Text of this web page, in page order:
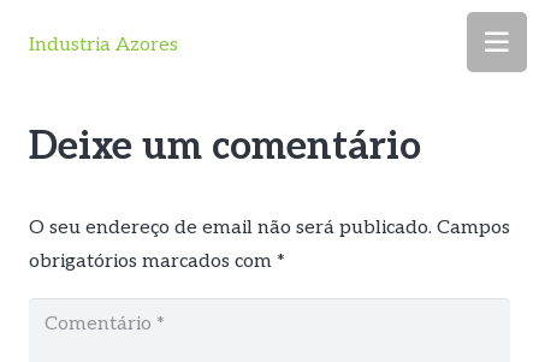
Industria Azores
Deixe um comentário
O seu endereço de email não será publicado. Campos
obrigatórios marcados com *